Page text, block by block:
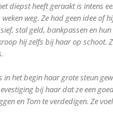
diepst heeft geraakt is intens
weg. Ze had geen idee of
stal geld, bankpassen en
hij zelfs bij haar op schoot.
in het begin haar grote steun
bij haar dat ze een
en Tom te verdedigen. Ze